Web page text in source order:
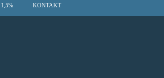
1,5% KONTAKT